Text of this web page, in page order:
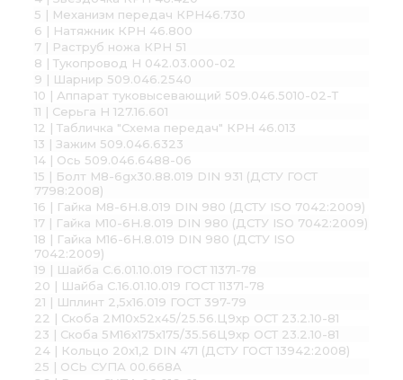
5 | Механизм передач КРН46.730
6 | Натяжник КРН 46.800
7 | Раструб ножа КРН 51
8 | Тукопровод Н 042.03.000-02
9 | Шарнир 509.046.2540
10 | Аппарат туковысевающий 509.046.5010-02-Т
11 | Серьга Н 127.16.601
12 | Табличка "Схема передач" КРН 46.013
13 | Зажим 509.046.6323
14 | Ось 509.046.6488-06
15 | Болт М8-6gх30.88.019 DIN 931 (ДСТУ ГОСТ
7798:2008)
16 | Гайка М8-6H.8.019 DIN 980 (ДСТУ ISO 7042:2009)
17 | Гайка М10-6H.8.019 DIN 980 (ДСТУ ISO 7042:2009)
18 | Гайка М16-6H.8.019 DIN 980 (ДСТУ ISO
7042:2009)
19 | Шайба С.6.01.10.019 ГОСТ 11371-78
20 | Шайба С.16.01.10.019 ГОСТ 11371-78
21 | Шплинт 2,5х16.019 ГОСТ 397-79
22 | Скоба 2М10х52х45/25.56.Ц9хр ОСТ 23.2.10-81
23 | Скоба 5М16х175х175/35.56Ц9хр ОСТ 23.2.10-81
24 | Кольцо 20х1,2 DIN 471 (ДСТУ ГОСТ 13942:2008)
25 | ОСЬ СУПА 00.668А